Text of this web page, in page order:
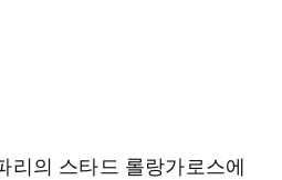
리의 스타드 롤랑가로스에